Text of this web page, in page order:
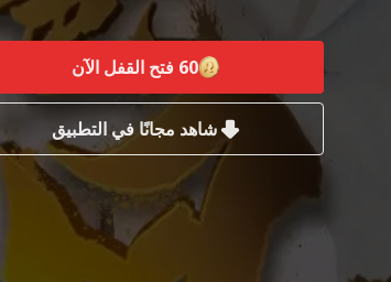
60 فتح القفل الآن
شاهد مجانًا في التطبيق